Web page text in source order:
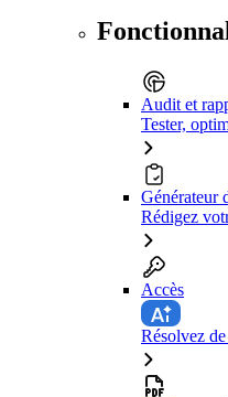
Audit et
Tester,
Générateur
Rédigez
Accès
Résolvez